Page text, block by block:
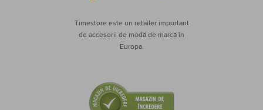
Timestore este un retailer important
de accesorii de modă de marcă în
Europa.